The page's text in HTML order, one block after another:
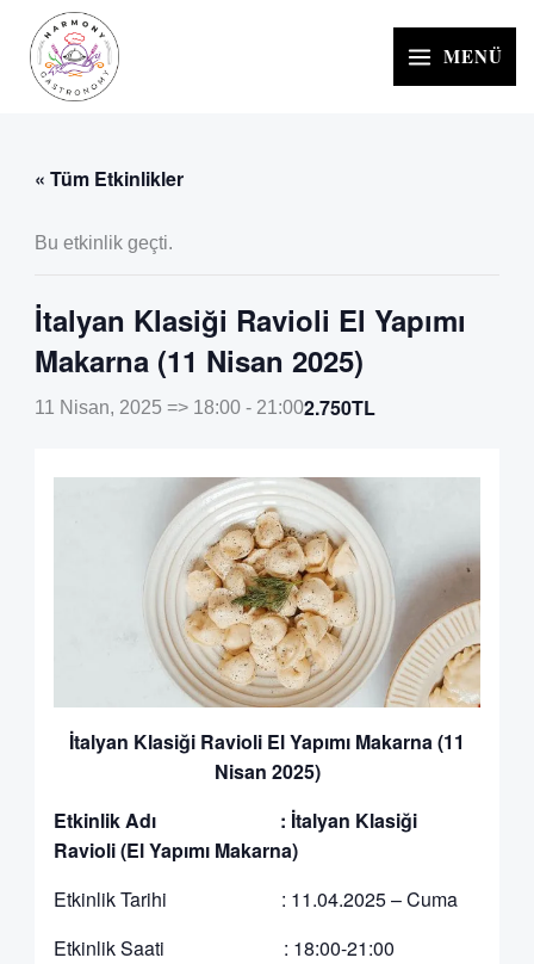
İçeriğe
MENÜ
« Tüm Etkinlikler
Bu etkinlik geçti.
İtalyan Klasiği Ravioli El Yapımı
Makarna (11 Nisan 2025)
11 Nisan, 2025 => 18:00- 21:002.750TL
İtalyan Klasiği Ravioli El Yapımı Makarna (11
Nisan 2025)
Etkinlik Adı : İtalyan Klasiği
Ravioli (El Yapımı Makarna)
Etkinlik Tarihi : 11.04.2025 – Cuma
Etkinlik Saati : 18:00-21:00